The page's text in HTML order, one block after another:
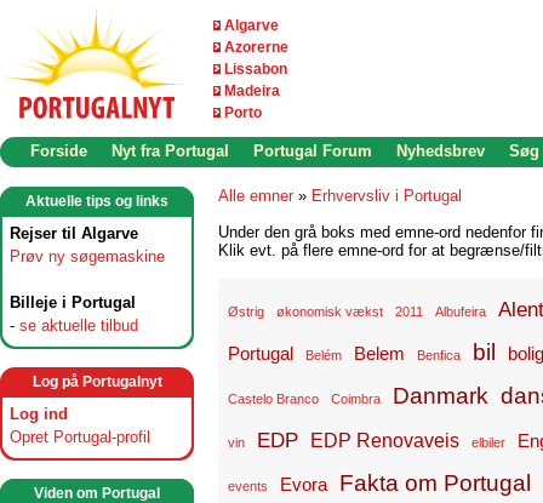
Algarve
Azorerne
Lissabon
Madeira
Porto
Forside Nyt fra Portugal Portugal Forum Nyhedsbrev Søg
Aktuelle tips og links
Rejser til Algarve
Prøv ny søgemaskine
Billeje i Portugal
- se aktuelle tilbud
Log på Portugalnyt
Log ind
Opret Portugal-profil
Viden om Portugal
Alle emner » Erhvervsliv i Portugal
Under den grå boks med emne-ord nedenfor
Klik evt. på flere emne-ord for at begrænse/
Østrig økonomisk vækst 2011 Albufeira
Portugal Belém Belem Benfica bil
Castelo Branco Coimbra Danmark
vin EDP EDP Renovaveis elbiler
events Evora Fakta om Portugal